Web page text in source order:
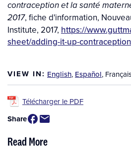
contraception et la santé
2017, fiche d'information,
Institute, 2017, https://
sheet/adding-it-up-
VIEW IN: English, Español,
Télécharger le PDF
Share
Read More